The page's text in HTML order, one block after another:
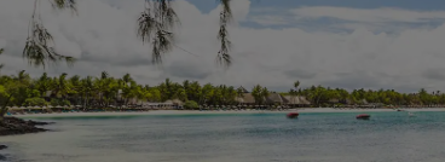
即將登場的全新酒店
會議與活動
探索 Radisson Meetings